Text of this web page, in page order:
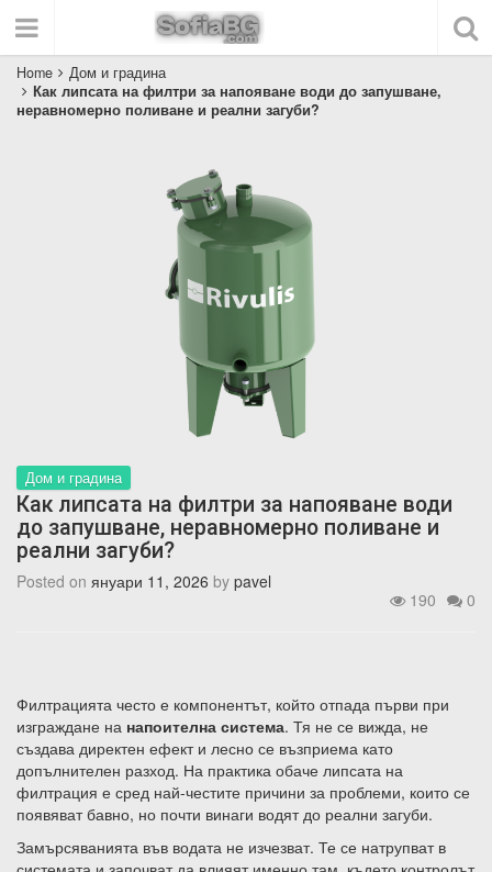
Home
Дом и градина
Как липсата на филтри за напояване води до запушване,
неравномерно поливане и реални загуби?
Дом и градина
Как липсата на филтри за напояване води
до запушване, неравномерно поливане и
реални загуби?
Posted on януари 11, 2026 by pavel
190
0
Филтрацията често е компонентът, който отпада първи при
изграждане на напоителна система. Тя не се вижда, не
създава директен ефект и лесно се възприема като
допълнителен разход. На практика обаче липсата на
филтрация е сред най-честите причини за проблеми, които се
появяват бавно, но почти винаги водят до реални загуби.
Замърсяванията във водата не изчезват. Те се натрупват в